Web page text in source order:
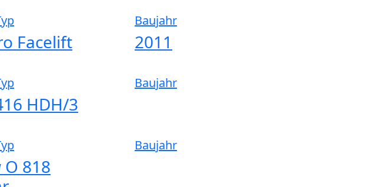
Facelift
Baujahr
2011
HDH/3
Baujahr
O 818
Baujahr